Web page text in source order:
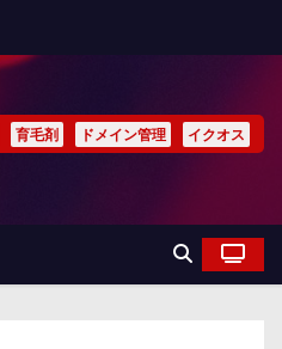
育毛剤 ドメイン管理 イクオス